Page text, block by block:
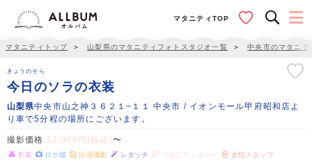
マタニティTOP
マタニティトップ ＞ 山梨県のマタニティフォトスタジオ一覧 ＞ 中央市のマタニ
きょうのそら
今日のソラの衣装
山梨県中央市山之神３６２１−１１ 中央市 / イオンモール甲府昭和店よ
り車で5分程の場所にございます。
撮影価格 12,000円(税込)〜
衣装 ロケ撮 出張撮影 レタッチ マタニティヌード 女性スタッフ